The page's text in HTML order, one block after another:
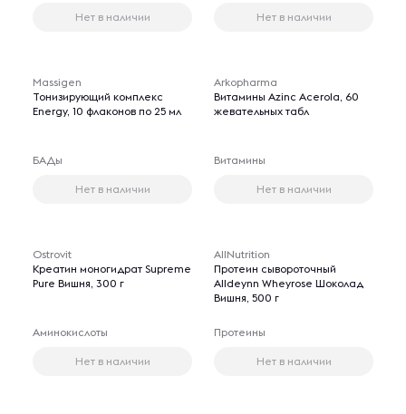
Нет в наличии Нет в наличии
Massigen
Тонизирующий комплекс
Energy, 10 флаконов по 25 мл
БАДы
Нет в наличии
Arkopharma
Витамины Azinc Acerola, 60
жевательных табл
Витамины
Нет в наличии
Ostrovit
Креатин моногидрат Supreme
Pure Вишня, 300 г
Аминокислоты
Нет в наличии
AllNutrition
Протеин сывороточный
Alldeynn Wheyrose Шоколад
Вишня, 500 г
Протеины
Нет в наличии